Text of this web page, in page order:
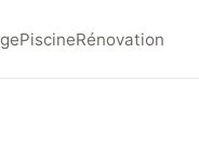
PiscineRénovation